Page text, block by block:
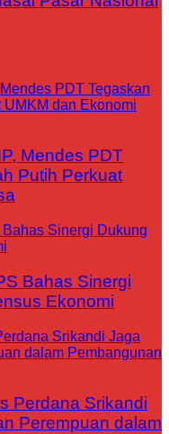
Mendes PDT
Putih Perkuat
Bahas Sinergi
Ekonomi
Perdana Srikandi
Perempuan dalam